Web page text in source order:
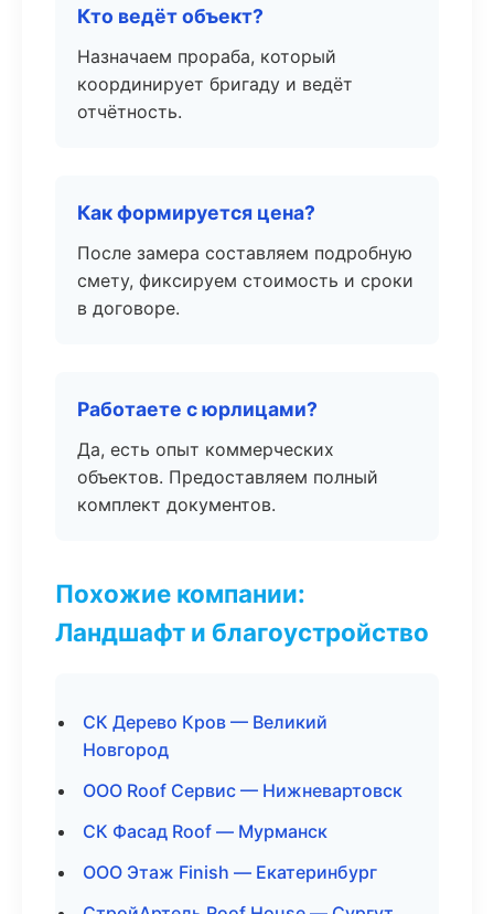
Кто ведёт объект?
Назначаем прораба, который
координирует бригаду и ведёт
отчётность.
Как формируется цена?
После замера составляем подробную
смету, фиксируем стоимость и сроки
в договоре.
Работаете с юрлицами?
Да, есть опыт коммерческих
объектов. Предоставляем полный
комплект документов.
Похожие компании:
Ландшафт и благоустройство
СК Дерево Кров — Великий
Новгород
ООО Roof Сервис — Нижневартовск
СК Фасад Roof — Мурманск
ООО Этаж Finish — Екатеринбург